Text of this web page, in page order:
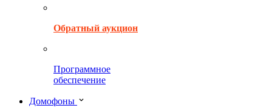
Обратный аукцион
Программное
обеспечение
Домофоны